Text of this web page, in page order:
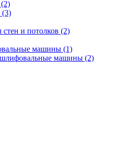
(2)
(3)
и потолков (2)
машины (1)
машины (2)